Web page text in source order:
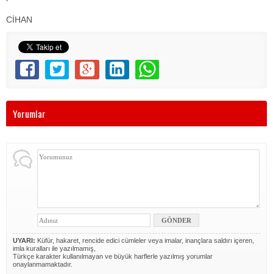
CİHAN
Yorumlar
UYARI: Küfür, hakaret, rencide edici cümleler veya imalar, inançlara saldırı içeren,
imla kuralları ile yazılmamış,
Türkçe karakter kullanılmayan ve büyük harflerle yazılmış yorumlar
onaylanmamaktadır.